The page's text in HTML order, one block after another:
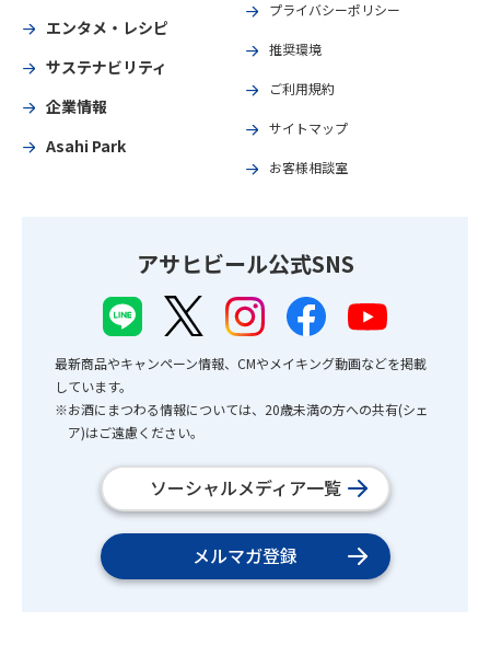
エンタメ・レシピ
サステナビリティ
企業情報
Asahi Park
プライバシーポリシー
推奨環境
ご利用規約
サイトマップ
お客様相談室
アサヒビール公式SNS
最新商品やキャンペーン情報、CMやメイキング動画などを掲載
しています。
※お酒にまつわる情報については、20歳未満の方への共有(シェ
ア)はご遠慮ください。
ソーシャルメディア一覧
メルマガ登録